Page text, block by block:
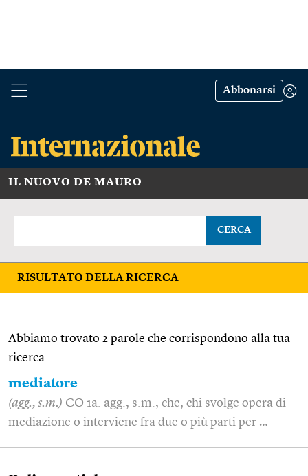
Abbonarsi
IL NUOVO DE MAURO
CERCA
RISULTATO DELLA RICERCA
Abbiamo trovato 2 parole che corrispondono alla tua
ricerca.
mediatore
(agg., s.m.) CO 1a. agg., s.m., che, chi svolge opera di
mediazione o interviene fra due o più parti per …